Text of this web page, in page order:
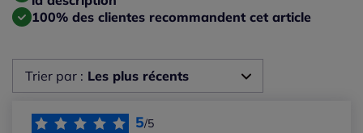
100% des clientes recommandent cet article
Trier par : Les plus récents
Les plus récents 5/5